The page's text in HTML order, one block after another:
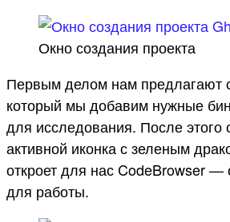
Окно создания проекта
Первым делом нам предлагают
который мы добавим нужные
для исследования. После этого
активной иконка с зеленым
откроет для нас CodeBrowser —
для работы.